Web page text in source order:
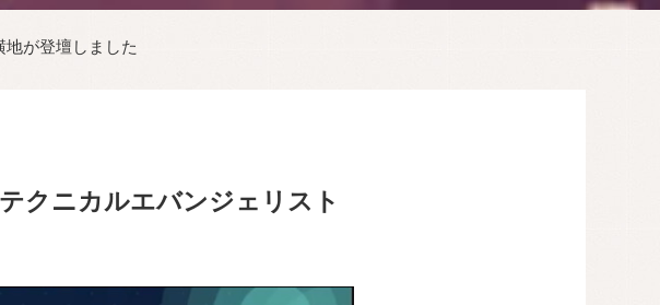
地が登壇しました
クニカルエバンジェリスト